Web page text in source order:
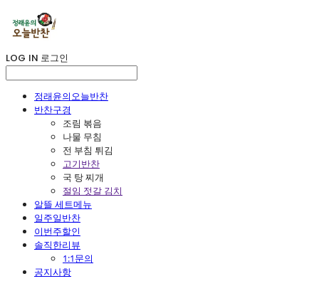
LOG IN 로그인
정래윤의오늘반찬
반찬구경
조림 볶음
나물 무침
전 부침 튀김
고기반찬
국 탕 찌개
절임 젓갈 김치
알뜰 세트메뉴
일주일반찬
이번주할인
솔직한리뷰
1:1문의
공지사항